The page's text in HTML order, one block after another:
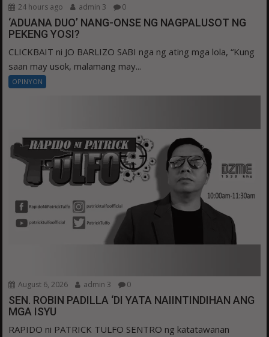
24 hours ago admin 3 0
‘ADUANA DUO’ NANG-ONSE NG NAGPALUSOT NG
PEKENG YOSI?
CLICKBAIT ni JO BARLIZO SABI nga ng ating mga lola, “Kung
saan may usok, malamang may...
OPINYON
August 6, 2026 admin 3 0
SEN. ROBIN PADILLA ‘DI YATA NAIINTINDIHAN ANG
MGA ISYU
RAPIDO ni PATRICK TULFO SENTRO ng katatawanan